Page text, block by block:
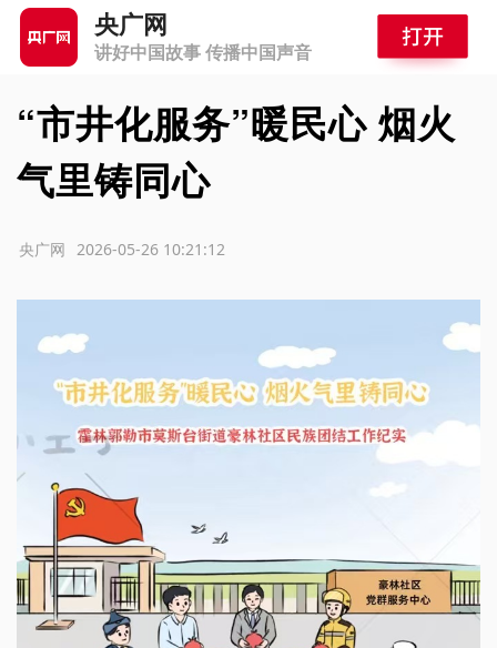
央广网
讲好中国故事 传播中国声音
“市井化服务”暖民心 烟火
气里铸同心
2026-05-26 10:21:12
央广网